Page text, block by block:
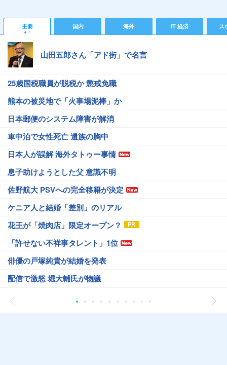
主要 国内 海外 IT 経済 ス
山田五郎さん「アド街」で名言
25歳国税職員が脱税か 懲戒免職
熊本の被災地で「火事場泥棒」か
日本郵便のシステム障害が解消
車中泊で女性死亡 遺族の胸中
日本人が誤解 海外タトゥー事情
息子助けようとした父 意識不明
佐野航大 PSVへの完全移籍が決定
ケニア人と結婚「差別」のリアル
花王が「焼肉店」限定オープン？
「許せない不祥事タレント」1位
俳優の戸塚純貴が結婚を発表
配信で激怒 堀大輔氏が物議